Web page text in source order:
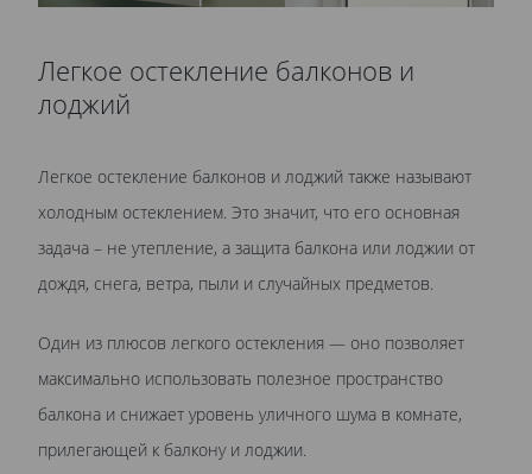
Легкое остекление балконов и
лоджий
Легкое остекление балконов и лоджий также называют
холодным остеклением. Это значит, что его основная
задача – не утепление, а защита балкона или лоджии от
дождя, снега, ветра, пыли и случайных предметов.
Один из плюсов легкого остекления — оно позволяет
максимально использовать полезное пространство
балкона и снижает уровень уличного шума в комнате,
прилегающей к балкону и лоджии.